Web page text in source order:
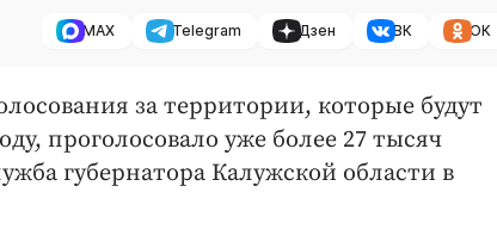
MAX Telegram Дзен ВК ОК
за территории, которые будут
проголосовало уже более 27 тысяч
губернатора Калужской области в